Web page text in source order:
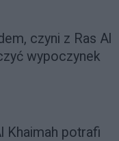
czyni z Ras Al
wypoczynek
Khaimah potrafi